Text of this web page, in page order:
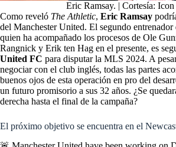
Eric Ramsay. | Cortesía: Icon
Como reveló The Athletic, Eric Ramsay
del Manchester United. El segundo
quien ha acompañado los procesos de Ole
Rangnick y Erik ten Hag en el presente, es
United FC para disputar la MLS 2024. A
negociar con el club inglés, todas las partes
buenos ojos de esta operación en pro del
un futuro promisorio a sus 32 años. ¿Se
derecha hasta el final de la campaña?
El próximo objetivo se encuentra en el